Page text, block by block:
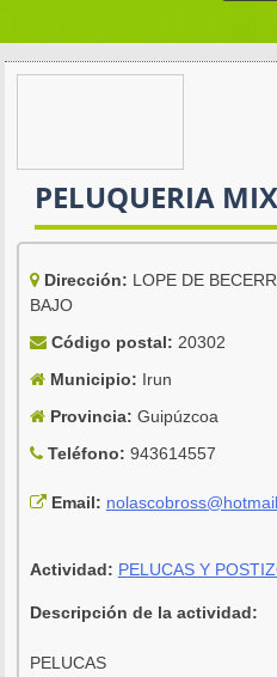
PELUQUERIA
Dirección: LOPE DE
BAJO
Código postal: 20302
Municipio: Irun
Provincia: Guipúzcoa
Teléfono: 943614557
Email:
Actividad: PELUCAS Y
Descripción de la actividad:
PELUCAS